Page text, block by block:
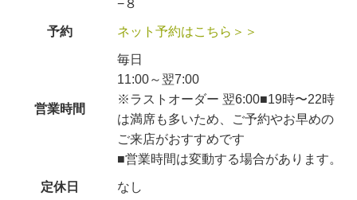
−８
予約 ネット予約はこちら＞＞
営業時間
毎日
11:00～翌7:00
※ラストオーダー 翌6:00■19時〜22時
は満席も多いため、ご予約やお早めの
ご来店がおすすめです
■営業時間は変動する場合があります。
定休日 なし